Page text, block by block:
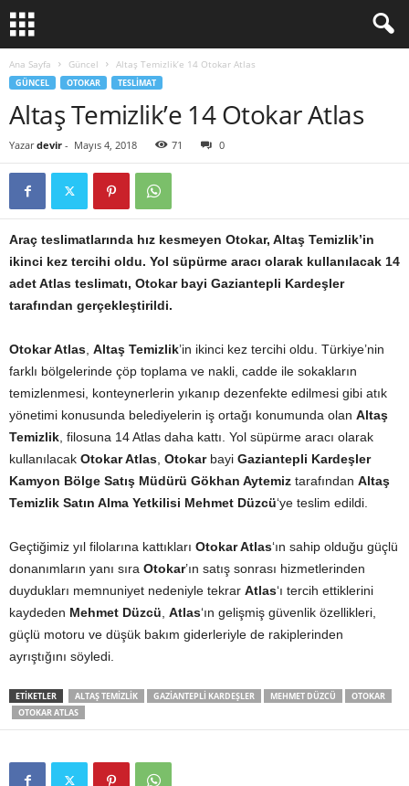
Ana Sayfa Güncel Altaş Temizlik’e 14 Otokar Atlas
GÜNCEL OTOKAR TESLIMAT
Altaş Temizlik’e 14 Otokar Atlas
Yazar devir - Mayıs 4, 2018 71 0
Araç teslimatlarında hız kesmeyen Otokar, Altaş Temizlik’in
ikinci kez tercihi oldu. Yol süpürme aracı olarak kullanılacak 14
adet Atlas teslimatı, Otokar bayi Gaziantepli Kardeşler
tarafından gerçekleştirildi.
Otokar Atlas Altaş Temizlik’in ikinci kez tercihi oldu. Türkiye’nin
farklı bölgelerinde çöp toplama ve nakli, cadde ile sokakların
temizlenmesi, konteynerlerin yıkanıp dezenfekte edilmesi gibi atık
yönetimi konusunda belediyelerin iş ortağı konumunda olan Altaş
Temizlik , filosuna 14 Atlas daha kattı. Yol süpürme aracı olarak
kullanılacak Otokar Atlas Otokarbayi Gaziantepli Kardeşler
Kamyon Bölge Satış Müdürü Gökhan Aytemiz tarafından Altaş
Temizlik Satın Alma Yetkilisi Mehmet Düzcü‘ye teslim edildi.
Geçtiğimiz yıl filolarına kattıkları Otokar Atlas‘ın sahip olduğu güçlü
donanımların yanı sıra Otokar’ın satış sonrası hizmetlerinden
duydukları memnuniyet nedeniyle tekrar Atlas‘ı tercih ettiklerini
kaydeden Mehmet Düzcü Atlas‘ın gelişmiş güvenlik özellikleri,
güçlü motoru ve düşük bakım giderleriyle de rakiplerinden
ayrıştığını söyledi.
ETIKETLER ALTAŞ TEMIZLIK GAZIANTEPLI KARDEŞLER MEHMET DÜZCÜ
OTOKAR
OTOKAR ATLAS